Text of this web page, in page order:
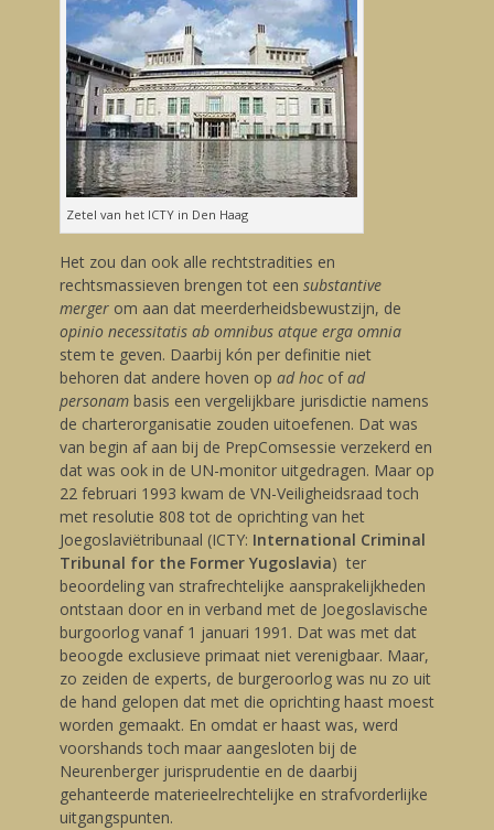
Zetel van het ICTY in Den Haag
Het zou dan ook alle rechtstradities en
rechtsmassieven brengen tot een substantive
merger om aan dat meerderheidsbewustzijn, de
opinio necessitatis ab omnibus atque erga omnia
stem te geven. Daarbij kón per definitie niet
behoren dat andere hoven op ad hocofad
personam basis een vergelijkbare jurisdictie namens
de charterorganisatie zouden uitoefenen. Dat was
van begin af aan bij de PrepComsessie verzekerd en
dat was ook in de UN-monitor uitgedragen. Maar op
22 februari 1993 kwam de VN-Veiligheidsraad toch
met resolutie 808 tot de oprichting van het
Joegoslaviëtribunaal (ICTY: International Criminal
Tribunal for the Former Yugoslavia) ter
beoordeling van strafrechtelijke aansprakelijkheden
ontstaan door en in verband met de Joegoslavische
burgoorlog vanaf 1 januari 1991. Dat was met dat
beoogde exclusieve primaat niet verenigbaar. Maar,
zo zeiden de experts, de burgeroorlog was nu zo uit
de hand gelopen dat met die oprichting haast moest
worden gemaakt. En omdat er haast was, werd
voorshands toch maar aangesloten bij de
Neurenberger jurisprudentie en de daarbij
gehanteerde materieelrechtelijke en strafvorderlijke
uitgangspunten.